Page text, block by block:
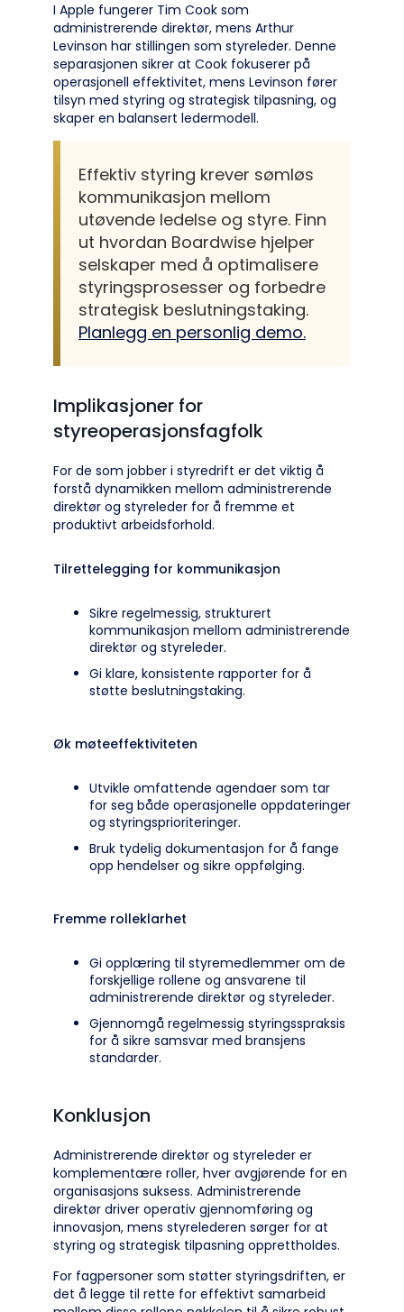
I Apple fungerer Tim Cook som
administrerende direktør, mens Arthur
Levinson har stillingen som styreleder. Denne
separasjonen sikrer at Cook fokuserer på
operasjonell effektivitet, mens Levinson fører
tilsyn med styring og strategisk tilpasning, og
skaper en balansert ledermodell.
Effektiv styring krever sømløs
kommunikasjon mellom
utøvende ledelse og styre. Finn
ut hvordan Boardwise hjelper
selskaper med å optimalisere
styringsprosesser og forbedre
strategisk beslutningstaking.
Planlegg en personlig demo.
Implikasjoner for
styreoperasjonsfagfolk
For de som jobber i styredrift er det viktig å
forstå dynamikken mellom administrerende
direktør og styreleder for å fremme et
produktivt arbeidsforhold.
Tilrettelegging for kommunikasjon
Sikre regelmessig, strukturert
kommunikasjon mellom administrerende
direktør og styreleder.
Gi klare, konsistente rapporter for å
støtte beslutningstaking.
Øk møteeffektiviteten
Utvikle omfattende agendaer som tar
for seg både operasjonelle oppdateringer
og styringsprioriteringer.
Bruk tydelig dokumentasjon for å fange
opp hendelser og sikre oppfølging.
Fremme rolleklarhet
Gi opplæring til styremedlemmer om de
forskjellige rollene og ansvarene til
administrerende direktør og styreleder.
Gjennomgå regelmessig styringsspraksis
for å sikre samsvar med bransjens
standarder.
Konklusjon
Administrerende direktør og styreleder er
komplementære roller, hver avgjørende for en
organisasjons suksess. Administrerende
direktør driver operativ gjennomføring og
innovasjon, mens styrelederen sørger for at
styring og strategisk tilpasning opprettholdes.
For fagpersoner som støtter styringsdriften, er
det å legge til rette for effektivt samarbeid